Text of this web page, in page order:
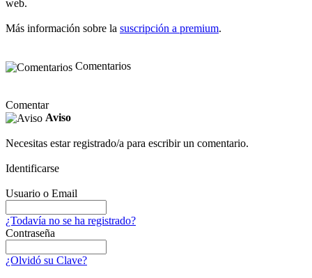
web.
Más información sobre la suscripción a premium.
Comentarios
Comentar
Aviso
Necesitas estar registrado/a para escribir un comentario.
Identificarse
Usuario o Email
¿Todavía no se ha registrado?
Contraseña
¿Olvidó su Clave?